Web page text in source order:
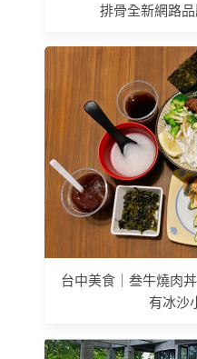
排骨全新網路
台中美食｜叁牛燒肉
有冰沙